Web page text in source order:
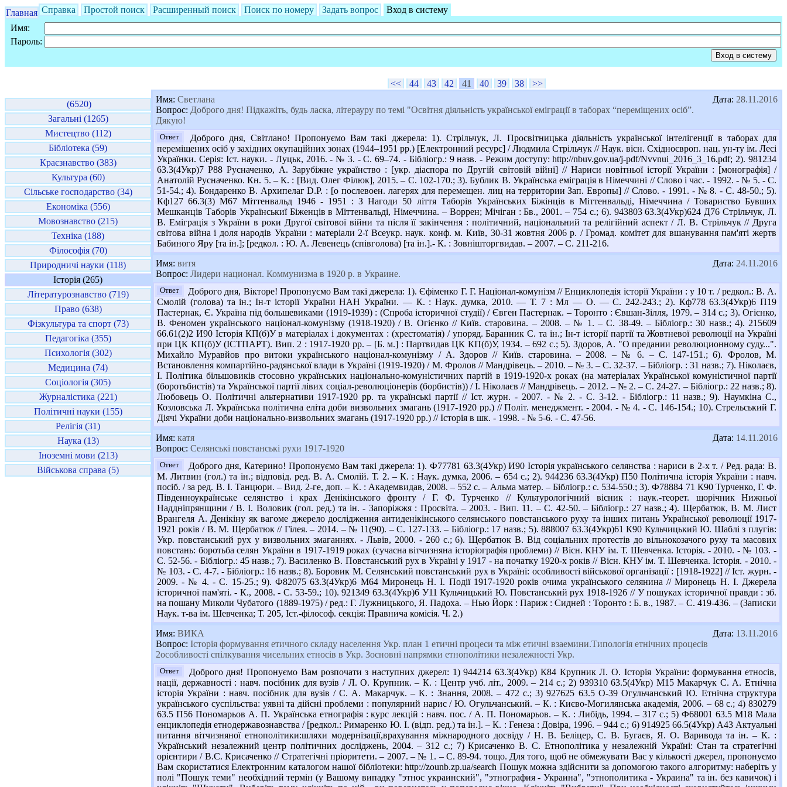
Главная Справка Простой поиск Расширенный поиск Поиск по номеру Задать вопрос
Вход в систему
Имя:
Пароль:
(6520)
Загальні (1265)
Мистецтво (112)
Бібліотека (59)
Краєзнавство (383)
Культура (60)
Сільське господарство (34)
Економіка (556)
Мовознавство (215)
Техніка (188)
Філософія (70)
Природничі науки (118)
Історія (265)
Літературознавство (719)
Право (638)
Фізкультура та спорт (73)
Педагогіка (355)
Психологія (302)
Медицина (74)
Соціологія (305)
Журналістика (221)
Політичні науки (155)
Релігія (31)
Наука (13)
Іноземні мови (213)
Військова справа (5)
<< 44 43 42 41 40 39 38
>>
Дата: 28.11.2016
Имя: Светлана
Вопрос: Доброго дня! Підкажіть, будь ласка, літерауру по темі "Освітня діяльність української еміграції в таборах “переміщених осіб”.
Дякую!
Ответ
Доброго дня, Світлано! Пропонуємо Вам такі джерела: 1). Стрільчук, Л. Просвітницька діяльність української інтелігенції в таборах для
переміщених осіб у західних окупаційних зонах (1944–1951 рр.) [Електронний ресурс] / Людмила Стрільчук // Наук. вісн. Східноєвроп. нац. ун-ту ім. Лесі
Українки. Серія: Іст. науки. - Луцьк, 2016. - № 3. - С. 69–74. - Бібліогр.: 9 назв. - Режим доступу: http://nbuv.gov.ua/j-pdf/Nvvnui_2016_3_16.pdf; 2). 981234
63.3(4Укр)7 Р88 Русначенко, А. Зарубіжне українство : [укр. діаспора по Другій світовій війні] // Нариси новітньої історії України : [монографія] /
Анатолій Русначенко. Кн. 5. – К. : [Вид. Олег Філюк], 2015. – С. 102-170.; 3). Бублик В. Українська еміграція в Німеччині // Слово і час. - 1992. - № 5. - С.
51-54.; 4). Бондаренко В. Архипелаг D.P. : [о послевоен. лагерях для перемещен. лиц на территории Зап. Европы] // Слово. - 1991. - № 8. - С. 48-50.; 5).
Кф127 66.3(3) М67 Міттенвальд 1946 - 1951 : З Нагоди 50 ліття Таборів Українських Біжінців в Міттенвальді, Німеччина / Товариство Бувших
Мешканців Таборів Українськиї Біженців в Міттенвальді, Німеччина. – Воррен; Мічіган : Бв., 2001. – 754 с.; 6). 943803 63.3(4Укр)624 Д76 Стрільчук, Л.
В. Еміграція з України в роки Другої світової війни та після її закінчення : політичний, національний та релігійний аспект / Л. В. Стрільчук // Друга
світова війна і доля народів України : матеріали 2-ї Всеукр. наук. конф. м. Київ, 30-31 жовтня 2006 р. / Громад. комітет для вшанування пам'яті жертв
Бабиного Яру [та ін.]; [редкол. : Ю. А. Левенець (співголова) [та ін.].- К. : Зовнішторгвидав. – 2007. – С. 211-216.
Дата: 24.11.2016
Имя: витя
Вопрос: Лидери национал. Коммунизма в 1920 р. в Украине.
Ответ
Доброго дня, Вікторе! Пропонуємо Вам такі джерела: 1). Єфіменко Г. Г. Націонал-комунізм // Енциклопедія історії України : у 10 т. / редкол.: В. А.
Смолій (голова) та ін.; Ін-т історії України НАН України. — К. : Наук. думка, 2010. — Т. 7 : Мл — О. — С. 242-243.; 2). Кф778 63.3(4Укр)6 П19
Пастернак, Є. Україна під большевиками (1919-1939) : (Спроба історичної студії) / Євген Пастернак. – Торонто : Євшан-Зілля, 1979. – 314 с.; 3). Огієнко,
В. Феномен українського націонал-комунізму (1918-1920) / В. Огієнко // Київ. старовина. – 2008. – № 1. – С. 38-49. – Бібліогр.: 30 назв.; 4). 215609
66.61(2)2 И90 Історія КП(б)У в матеріалах і документах : (хрестоматія) / упоряд. Баранник С. та ін.; Ін-т історії партії та Жовтневої революції на Україні
при ЦК КП(б)У (ІСТПАРТ). Вип. 2 : 1917-1920 рр. – [Б. м.] : Партвидав ЦК КП(б)У, 1934. – 692 с.; 5). Здоров, А. "О предании революционному суду...".
Михайло Муравйов про витоки українського націонал-комунізму / А. Здоров // Київ. старовина. – 2008. – № 6. – С. 147-151.; 6). Фролов, М.
Встановлення компартійно-радянської влади в Україні (1919-1920) / М. Фролов // Мандрівець. – 2010. – № 3. – С. 32-37. – Бібліогр. : 31 назв.; 7). Ніколаєв,
І. Політика більшовиків стосовно українських національно-комуністичних партій в 1919-1920-х роках (на матеріалах Української комуністичної партії
(боротьбистів) та Української партії лівих соціал-революціонерів (борбистів)) / І. Ніколаєв // Мандрівець. – 2012. – № 2. – С. 24-27. – Бібліогр.: 22 назв.; 8).
Любовець О. Політичні альтернативи 1917-1920 рр. та українські партії // Іст. журн. - 2007. - № 2. - С. 3-12. - Бібліогр.: 11 назв.; 9). Наумкіна С.,
Козловська Л. Українська політична еліта доби визвольних змагань (1917-1920 рр.) // Політ. менеджмент. - 2004. - № 4. - С. 146-154.; 10). Стрельський Г.
Діячі України доби національно-визвольних змагань (1917-1920 рр.) // Історія в шк. - 1998. - № 5-6. - С. 47-56.
Дата: 14.11.2016
Имя: катя
Вопрос: Селянські повстанські рухи 1917-1920
Ответ
Доброго дня, Катерино! Пропонуємо Вам такі джерела: 1). Ф77781 63.3(4Укр) И90 Історія українського селянства : нариси в 2-х т. / Ред. рада: В.
М. Литвин (гол.) та ін.; відповід. ред. В. А. Смолій. Т. 2. – К. : Наук. думка, 2006. – 654 с.; 2). 944236 63.3(4Укр) П50 Політична історія України : навч.
посіб. / за ред. В. І. Танцюри. – Вид. 2-ге, доп. – К. : Академвидав, 2008. – 552 с. – Альма матер. – Бібліогр.: с. 534-550.; 3). Ф78884 71 К90 Турченко, Г. Ф.
Південноукраїнське селянство і крах Денікінського фронту / Г. Ф. Турченко // Культурологічний вісник : наук.-теорет. щорічник Нижньої
Наддніпрянщини / В. І. Воловик (гол. ред.) та ін. - Запоріжжя : Просвіта. – 2003. - Вип. 11. – С. 42-50. – Бібліогр.: 27 назв.; 4). Щербатюк, В. М. Лист
Врангеля А. Денікіну як вагоме джерело дослідження антиденікінського селянського повстанського руху та інших питань Української революції 1917-
1921 років / В. М. Щербатюк // Гілея. – 2014. – № 11(90). – С. 127-133. – Бібліогр.: 17 назв.; 5). 888007 63.3(4Укр)61 К90 Кульчицький Ю. Шаблі з плугів:
Укр. повстанський рух у визвольних змаганнях. - Львів, 2000. - 260 с.; 6). Щербатюк В. Від соціальних протестів до вільнокозачого руху та масових
повстань: боротьба селян України в 1917-1919 роках (сучасна вітчизняна історіографія проблеми) // Вісн. КНУ ім. Т. Шевченка. Історія. - 2010. - № 103. -
С. 52-56. - Бібліогр.: 45 назв.; 7). Василенко В. Повстанський рух в Україні у 1917 - на початку 1920-х років // Вісн. КНУ ім. Т. Шевченка. Історія. - 2010. -
№ 103. - С. 4-7. - Бібліогр.: 16 назв.; 8). Боровик М. Селянський повстанський рух в Україні: особливості військової організації : [1918-1922] // Іст. журн. -
2009. - № 4. - С. 15-25.; 9). Ф82075 63.3(4Укр)6 М64 Миронець Н. І. Події 1917-1920 років очима українського селянина // Миронець Н. І. Джерела
історичної пам'яті. - К., 2008. - С. 53-59.; 10). 921349 63.3(4Укр)6 У11 Кульчицький Ю. Повстанський рух 1918-1926 // У пошуках історичної правди : зб.
на пошану Миколи Чубатого (1889-1975) / ред.: Г. Лужницького, Я. Падоха. – Нью Йорк : Париж : Сидней : Торонто : Б. в., 1987. – С. 419-436. – (Записки
Наук. т-ва ім. Шевченка; Т. 205, Іст.-філософ. секція: Правнича комісія. Ч. 2.)
Дата: 13.11.2016
Имя: ВИКА
Вопрос: Iсторiя формування етичного складу населення Укр. план 1 етичнi процеси та мiж етичнi взаемини.Типологiя етнiчних процесiв
2особливостi спiлкування чисельних етносiв в Укр. 3основнi напрямки етнополiтики незалежностi Укр.
Ответ
Доброго дня! Пропонуємо Вам розпочати з наступних джерел: 1) 944214 63.3(4Укр) К84 Крупник Л. О. Історія України: формування етносів,
нації, державності : навч. посібник для вузів / Л. О. Крупник. – К. : Центр учб. літ., 2009. – 214 с.; 2) 939310 63.5(4Укр) М15 Макарчук С. А. Етнічна
історія України : навч. посібник для вузів / С. А. Макарчук. – К. : Знання, 2008. – 472 с.; 3) 927625 63.5 О-39 Огульчанський Ю. Етнічна структура
українського суспільства: уявні та дійсні проблеми : популярний нарис / Ю. Огульчанський. – К. : Києво-Могилянська академія, 2006. – 68 с.; 4) 830279
63.5 П56 Пономарьов А. П. Українська етнографія : курс лекцій : навч. пос. / А. П. Пономарьов. – К. : Либідь, 1994. – 317 с.; 5) Ф68001 63.5 М18 Мала
енциклопедія етнодержавознавства / [редкол.: Римаренко Ю. І. (відп. ред.) та ін.]. – К. : Генеза : Довіра, 1996. – 944 с.; 6) 914925 66.5(4Укр) А43 Актуальні
питання вітчизняної етнополітики:шляхи модернізації,врахування міжнародного досвіду / Н. В. Беліцер, С. В. Бугаєв, Я. О. Варивода та ін. – К. :
Український незалежний центр політичних досліджень, 2004. – 312 с.; 7) Крисаченко В. С. Етнополітика у незалежній Україні: Стан та стратегічні
орієнтири / В.С. Крисаченко // Стратегічні пріоритети. – 2007. – № 1. – С. 89-94. тощо. Для того, щоб не обмежувати Вас у кількості джерел, пропонуємо
Вам скористатися Електронним каталогом нашої бібліотеки: http://zounb.zp.ua/search Пошук можна здійснити за допомогою такого алгоритму: наберіть у
полі "Пошук теми" необхідний термін (у Вашому випадку "этнос украинский", "этнография - Украина", "этнополитика - Украина" та ін. без кавичок) і